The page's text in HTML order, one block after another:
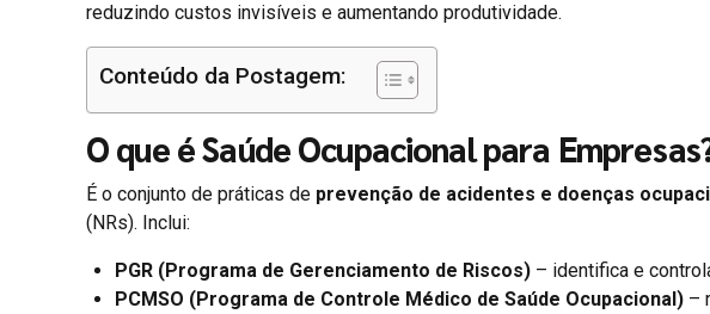
reduzindo custos invisíveis e aumentando produtividade.
Conteúdo da Postagem:
O que é Saúde Ocupacional para
É o conjunto de práticas de prevenção de acidentes e doenças
(NRs). Inclui:
PGR (Programa de Gerenciamento de Riscos) – identifica e
PCMSO (Programa de Controle Médico de Saúde Ocupacional) –